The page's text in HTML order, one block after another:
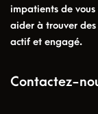
impatients de
aider à trouver
actif et engagé.
Contactez-